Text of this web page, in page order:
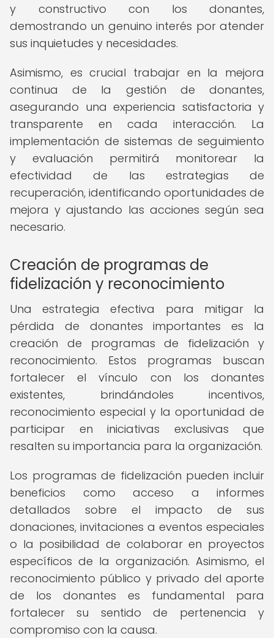
y constructivo con los donantes,
demostrando un genuino interés por atender
sus inquietudes y necesidades.
Asimismo, es crucial trabajar en la mejora
continua de la gestión de donantes,
asegurando una experiencia satisfactoria y
transparente en cada interacción. La
implementación de sistemas de seguimiento
y evaluación permitirá monitorear la
efectividad de las estrategias de
recuperación, identificando oportunidades de
mejora y ajustando las acciones según sea
necesario.
Creación de programas de
fidelización y reconocimiento
Una estrategia efectiva para mitigar la
pérdida de donantes importantes es la
creación de programas de fidelización y
reconocimiento. Estos programas buscan
fortalecer el vínculo con los donantes
existentes, brindándoles incentivos,
reconocimiento especial y la oportunidad de
participar en iniciativas exclusivas que
resalten su importancia para la organización.
Los programas de fidelización pueden incluir
beneficios como acceso a informes
detallados sobre el impacto de sus
donaciones, invitaciones a eventos especiales
o la posibilidad de colaborar en proyectos
específicos de la organización. Asimismo, el
reconocimiento público y privado del aporte
de los donantes es fundamental para
fortalecer su sentido de pertenencia y
compromiso con la causa.